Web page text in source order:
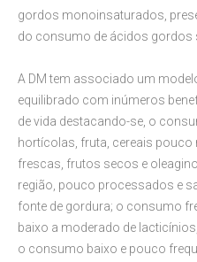
gordos monoinsaturados,
do consumo de ácidos gordos
A DM tem associado um
equilibrado com inúmeros
de vida destacando-se, o
hortícolas, fruta, cereais
frescas, frutos secos e
região, pouco processados e
fonte de gordura; o consumo
baixo a moderado de
o consumo baixo e pouco